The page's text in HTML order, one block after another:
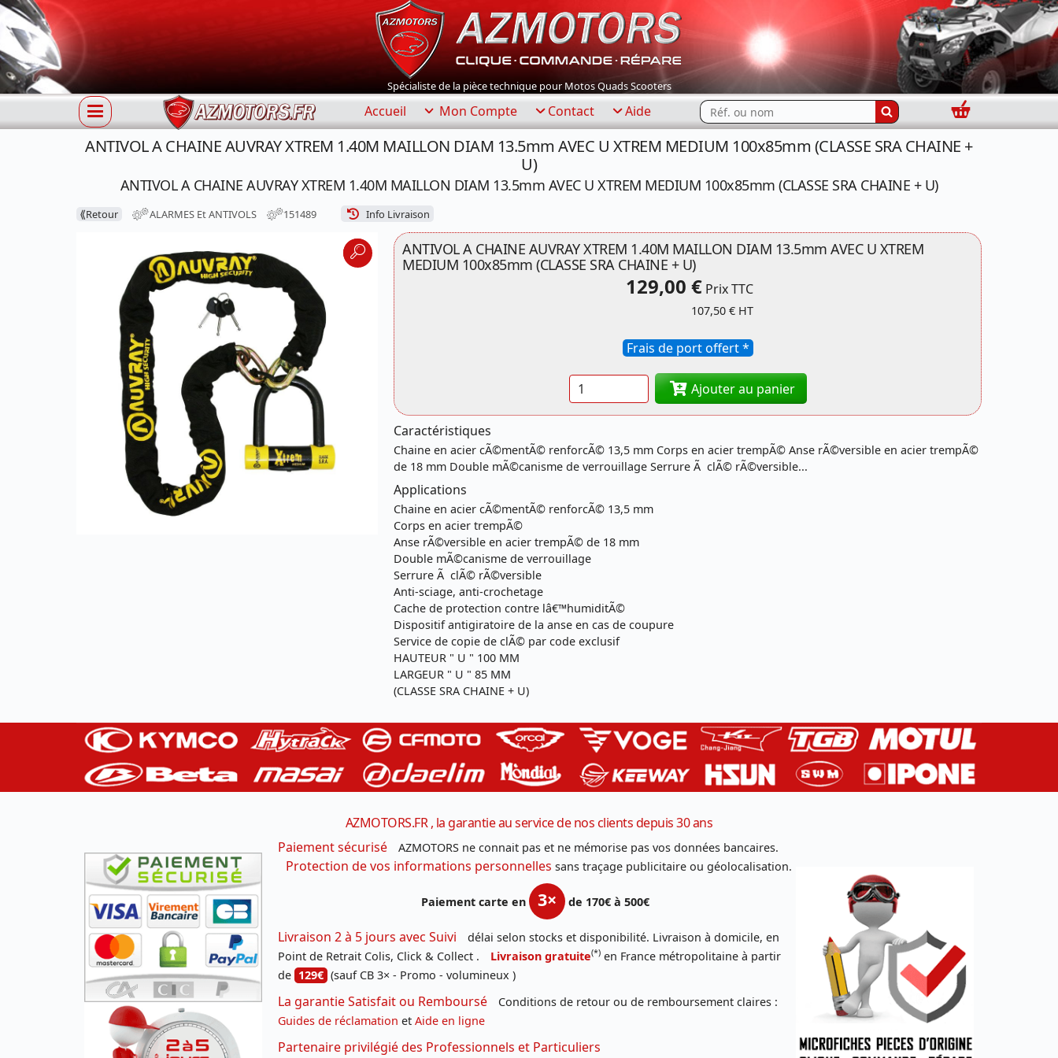
Spécialiste de la pièce technique pour Motos Quads Scooters
Accueil Mon Compte Contact Aide Rechercher...
Panier
ANTIVOL A CHAINE AUVRAY XTREM 1.40M MAILLON DIAM 13.5mm AVEC U XTREM MEDIUM 100x85mm (CLASSE SRA CHAINE +
U)
ANTIVOL A CHAINE AUVRAY XTREM 1.40M MAILLON DIAM 13.5mm AVEC U XTREM MEDIUM 100x85mm (CLASSE SRA CHAINE + U)
⟪Retour ALARMES Et ANTIVOLS 151489 Info Livraison
ANTIVOL A CHAINE AUVRAY XTREM 1.40M MAILLON DIAM 13.5mm AVEC U XTREM
MEDIUM 100x85mm (CLASSE SRA CHAINE + U)
129,00 € Prix TTC
107,50 € HT
Frais de port offert *
Quantité Ajouter au panier
Caractéristiques
Chaine en acier cÃ©mentÃ© renforcÃ© 13,5 mm Corps en acier trempÃ© Anse rÃ©versible en acier trempÃ©
de 18 mm Double mÃ©canisme de verrouillage Serrure Ã clÃ© rÃ©versible...
Applications
Chaine en acier cÃ©mentÃ© renforcÃ© 13,5 mm
Corps en acier trempÃ©
Anse rÃ©versible en acier trempÃ© de 18 mm
Double mÃ©canisme de verrouillage
Serrure Ã clÃ© rÃ©versible
Anti-sciage, anti-crochetage
Cache de protection contre lâ€™humiditÃ©
Dispositif antigiratoire de la anse en cas de coupure
Service de copie de clÃ© par code exclusif
HAUTEUR " U " 100 MM
LARGEUR " U " 85 MM
(CLASSE SRA CHAINE + U)
AZMOTORS.FR , la garantie au service de nos clients depuis 30 ans
Paiement sécurisé
AZMOTORS ne connait pas et ne mémorise pas vos données bancaires.
Protection de vos informations personnelles sans traçage publicitaire ou géolocalisation.
Paiement carte en 3× de 170€ à 500€
Livraison 2 à 5 jours avec Suivi
délai selon stocks et disponibilité. Livraison à domicile, en
Point de Retrait Colis, Click & Collect .
Livraison gratuite(*) en France métropolitaine à partir
de 129€ (sauf CB 3× - Promo - volumineux )
La garantie Satisfait ou Remboursé
Conditions de retour ou de remboursement claires :
Guides de réclamation et Aide en ligne
Partenaire privilégié des Professionnels et Particuliers